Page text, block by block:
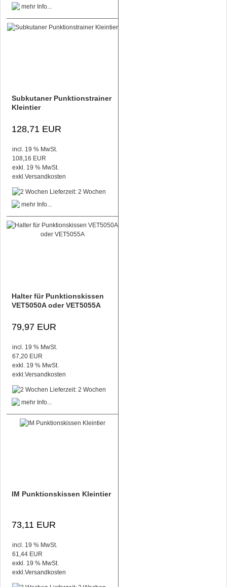
Subkutaner Punktionstrainer
Kleintier
128,71 EUR
incl. 19 % MwSt.
108,16 EUR
exkl. 19 % MwSt.
exkl.Versandkosten
Lieferzeit: 2 Wochen
Halter für Punktionskissen
VET5050A oder VET5055A
79,97 EUR
incl. 19 % MwSt.
67,20 EUR
exkl. 19 % MwSt.
exkl.Versandkosten
Lieferzeit: 2 Wochen
IM Punktionskissen Kleintier
73,11 EUR
incl. 19 % MwSt.
61,44 EUR
exkl. 19 % MwSt.
exkl.Versandkosten